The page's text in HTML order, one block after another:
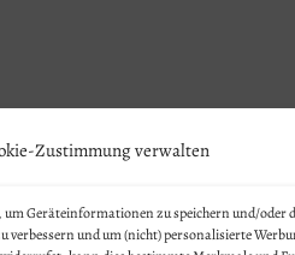
Zustimmung verwalten
um Geräteinformationen zu speichern und/oder
und um (nicht) personalisierte